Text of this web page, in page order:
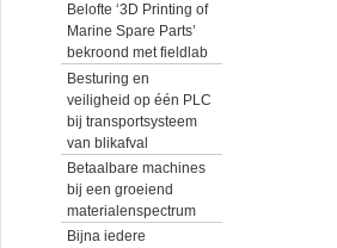
Belofte ‘3D Printing of
Marine Spare Parts’
bekroond met fieldlab
Besturing en
veiligheid op één PLC
bij transportsysteem
van blikafval
Betaalbare machines
bij een groeiend
materialenspectrum
Bijna iedere